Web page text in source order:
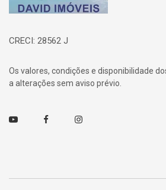
CRECI: 28562 J
Os valores, condições e disponibilidade
a alterações sem aviso prévio.
Youtube FacebookInstagram